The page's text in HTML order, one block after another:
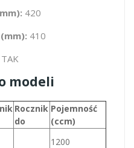
420
410
TAK
modeli
Rocznik
do
Pojemność
(ccm)
1200